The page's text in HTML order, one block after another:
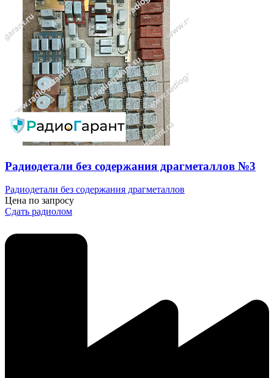
Радиодетали без содержания драгметаллов №3
Радиодетали без содержания драгметаллов
Цена по запросу
Сдать радиолом